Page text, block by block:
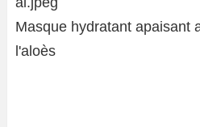
Masque hydratant apaisant
l'aloès